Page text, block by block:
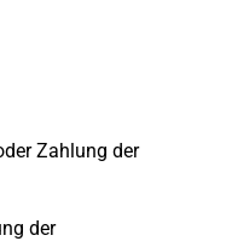
Zahlung der
der